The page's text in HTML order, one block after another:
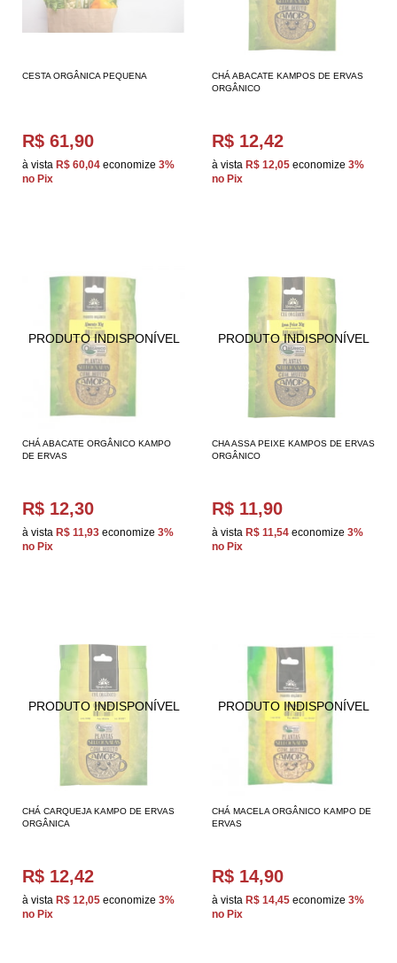
CESTA ORGÂNICA PEQUENA
R$ 61,90
à vista R$ 60,04 economize 3%
no Pix
CHÁ ABACATE KAMPOS DE ERVAS
ORGÂNICO
R$ 12,42
à vista R$ 12,05 economize 3%
no Pix
CHÁ ABACATE ORGÂNICO KAMPO
DE ERVAS
R$ 12,30
à vista R$ 11,93 economize 3%
no Pix
CHA ASSA PEIXE KAMPOS DE ERVAS
ORGÂNICO
R$ 11,90
à vista R$ 11,54 economize 3%
no Pix
CHÁ CARQUEJA KAMPO DE ERVAS
ORGÂNICA
R$ 12,42
à vista R$ 12,05 economize 3%
no Pix
CHÁ MACELA ORGÂNICO KAMPO DE
ERVAS
R$ 14,90
à vista R$ 14,45 economize 3%
no Pix